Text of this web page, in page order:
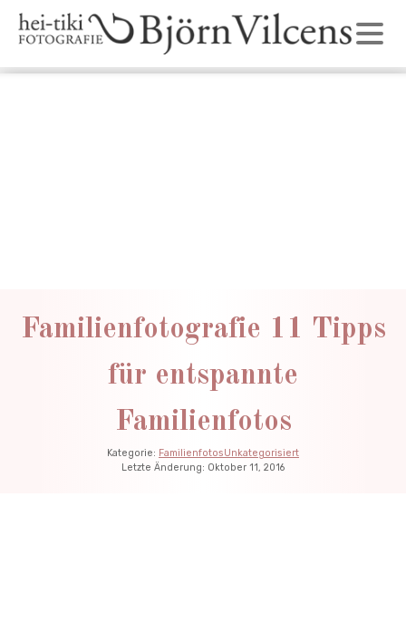
Familienfotografie 11 Tipps
für entspannte
Familienfotos
Kategorie: FamilienfotosUnkategorisiert
Letzte Änderung: Oktober 11, 2016